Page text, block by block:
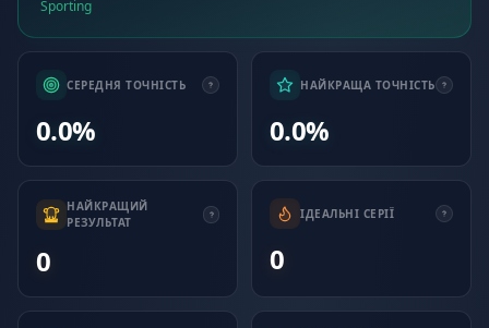
Sporting
СЕРЕДНЯ ТОЧНІСТЬ
0.0%
НАЙКРАЩА ТОЧНІСТЬ
0.0%
НАЙКРАЩИЙ
РЕЗУЛЬТАТ
0
ІДЕАЛЬНІ СЕРІЇ
0